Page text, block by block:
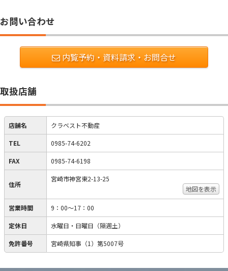
お問い合わせ
内覧予約・資料請求・お問合せ
取扱店舗
店舗名 クラベスト不動産
TEL 0985-74-6202
FAX 0985-74-6198
住所
宮崎市神宮東2-13-25
地図を表示
営業時間 9：00～17：00
定休日 水曜日・日曜日（隔週土）
免許番号 宮崎県知事（1）第5007号